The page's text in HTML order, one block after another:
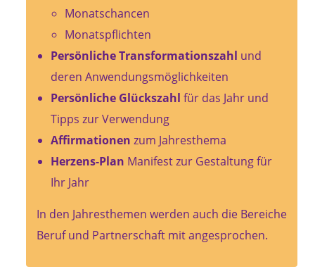
Monatschancen
Monatspflichten
Persönliche Transformationszahl und
deren Anwendungsmöglichkeiten
Persönliche Glückszahl für das Jahr und
Tipps zur Verwendung
Affirmationen zum Jahresthema
Herzens-Plan Manifest zur Gestaltung für
Ihr Jahr
In den Jahresthemen werden auch die Bereiche
Beruf und Partnerschaft mit angesprochen.